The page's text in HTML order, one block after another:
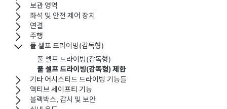
보관 영역
좌석 및 안전 제어 장치
연결
주행
풀 셀프 드라이빙(감독형)
풀 셀프 드라이빙(감독형)
풀 셀프 드라이빙(감독형) 제한
기타 어시스티드 드라이빙 기능들
액티브 세이프티 기능
블랙박스, 감시 및 보안